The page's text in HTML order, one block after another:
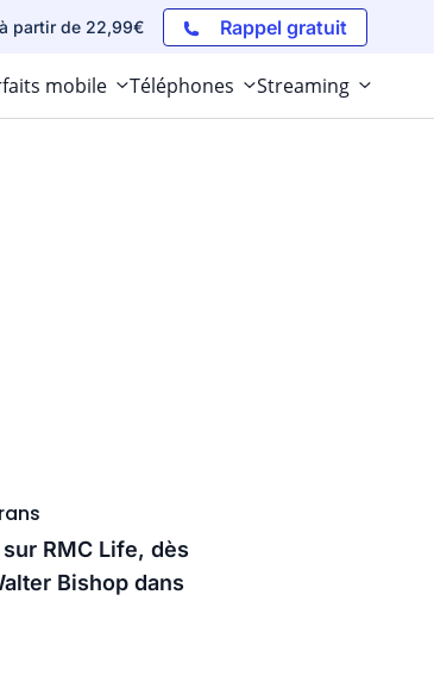
partir de 22,99€ Rappel gratuit
mobile Téléphones Streaming
RMC Life, dès
Bishop dans